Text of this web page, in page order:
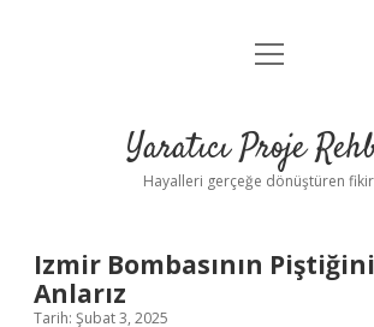
Anasayfa
Yasal Uyarı
menüyü
Yaratıcı Proje
Hayalleri gerçeğe dönüştüren
Izmir Bombasının
Anlarız
Tarih: Şubat 3, 2025